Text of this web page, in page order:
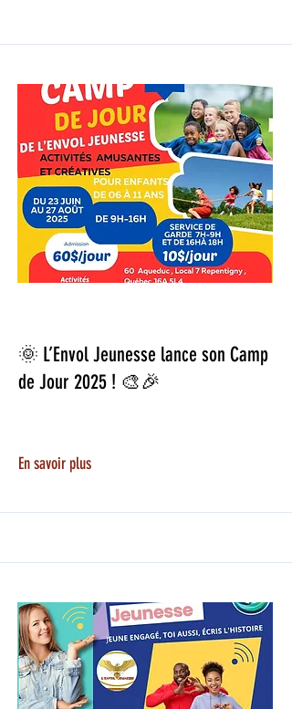
🌞 L’Envol Jeunesse lance son Camp
de Jour 2025 ! 🎨🎉
En savoir plus